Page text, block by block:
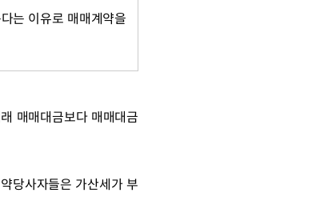
는 이유로 매매계약을
매매대금보다 매매대금
당사자들은 가산세가 부